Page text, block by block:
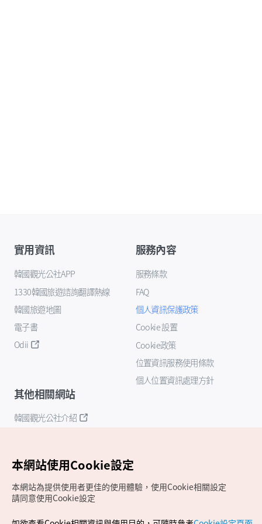
實用資訊
韓國觀光公社APP
1330韓國旅遊諮詢翻譯熱線
韓國旅遊地圖
電子書
Odii
服務內容
服務條款
FAQ
個人資訊保護政策
Cookie 設置
Cookie政策
位置資訊服務使用條款
個人位置資訊處理方針
其他相關網站
韓國觀光公社介紹
本網站使用Cookie設定
本網站為提供使用者更佳的使用體驗，使用Cookie相關設定
請同意使用Cookie設定